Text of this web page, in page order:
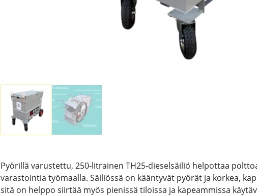
Pyörillä varustettu, 250-litrainen TH25-dieselsäiliö helpottaa
varastointia työmaalla. Säiliössä on kääntyvät pyörät ja korkea,
sitä on helppo siirtää myös pienissä tiloissa ja kapeammissa